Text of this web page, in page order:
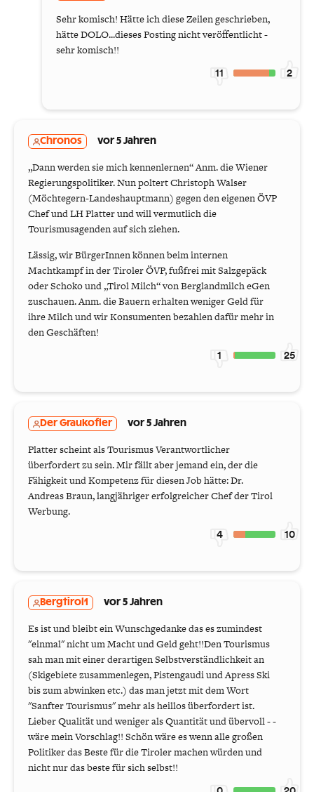
Sehr komisch! Hätte ich diese Zeilen geschrieben,
hätte DOLO...dieses Posting nicht veröffentlicht -
sehr komisch!!
11 2
Chronos vor 5 Jahren
„Dann werden sie mich kennenlernen“ Anm. die Wiener
Regierungspolitiker. Nun poltert Christoph Walser
(Möchtegern-Landeshauptmann) gegen den eigenen ÖVP
Chef und LH Platter und will vermutlich die
Tourismusagenden auf sich ziehen.
Lässig, wir BürgerInnen können beim internen
Machtkampf in der Tiroler ÖVP, fußfrei mit Salzgepäck
oder Schoko und „Tirol Milch“ von Berglandmilch eGen
zuschauen. Anm. die Bauern erhalten weniger Geld für
ihre Milch und wir Konsumenten bezahlen dafür mehr in
den Geschäften!
1 25
Der Graukofler vor 5 Jahren
Platter scheint als Tourismus Verantwortlicher
überfordert zu sein. Mir fällt aber jemand ein, der die
Fähigkeit und Kompetenz für diesen Job hätte: Dr.
Andreas Braun, langjähriger erfolgreicher Chef der Tirol
Werbung.
4 10
Bergtirol1 vor 5 Jahren
Es ist und bleibt ein Wunschgedanke das es zumindest
"einmal" nicht um Macht und Geld geht!!Den Tourismus
sah man mit einer derartigen Selbstverständlichkeit an
(Skigebiete zusammenlegen, Pistengaudi und Apress Ski
bis zum abwinken etc.) das man jetzt mit dem Wort
"Sanfter Tourismus" mehr als heillos überfordert ist.
Lieber Qualität und weniger als Quantität und übervoll - -
wäre mein Vorschlag!! Schön wäre es wenn alle großen
Politiker das Beste für die Tiroler machen würden und
nicht nur das beste für sich selbst!!